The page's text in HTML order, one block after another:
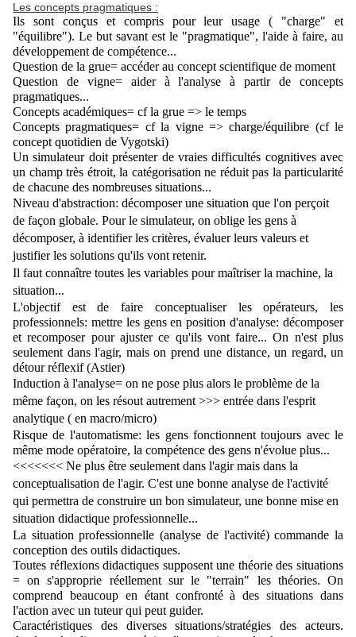
Les concepts pragmatiques :
Ils sont conçus et compris pour leur usage ( "charge" et
"équilibre"). Le but savant est le "pragmatique", l'aide à faire, au
développement de compétence...
Question de la grue= accéder au concept scientifique de moment
Question de vigne= aider à l'analyse à partir de concepts
pragmatiques...
Concepts académiques= cf la grue => le temps
Concepts pragmatiques= cf la vigne => charge/équilibre (cf le
concept quotidien de Vygotski)
Un simulateur doit présenter de vraies difficultés cognitives avec
un champ très étroit, la catégorisation ne réduit pas la particularité
de chacune des nombreuses situations...
Niveau d'abstraction: décomposer une situation que l'on perçoit
de façon globale. Pour le simulateur, on oblige les gens à
décomposer, à identifier les critères, évaluer leurs valeurs et
justifier les solutions qu'ils vont retenir.
Il faut connaître toutes les variables pour maîtriser la machine, la
situation...
L'objectif est de faire conceptualiser les opérateurs, les
professionnels: mettre les gens en position d'analyse: décomposer
et recomposer pour ajuster ce qu'ils vont faire... On n'est plus
seulement dans l'agir, mais on prend une distance, un regard, un
détour réflexif (Astier)
Induction à l'analyse= on ne pose plus alors le problème de la
même façon, on les résout autrement >>> entrée dans l'esprit
analytique ( en macro/micro)
Risque de l'automatisme: les gens fonctionnent toujours avec le
même mode opératoire, la compétence des gens n'évolue plus...
<<<<<<< Ne plus être seulement dans l'agir mais dans la
conceptualisation de l'agir. C'est une bonne analyse de l'activité
qui permettra de construire un bon simulateur, une bonne mise en
situation didactique professionnelle...
La situation professionnelle (analyse de l'activité) commande la
conception des outils didactiques.
Toutes réflexions didactiques supposent une théorie des situations
= on s'approprie réellement sur le "terrain" les théories. On
comprend beaucoup en étant confronté à des situations dans
l'action avec un tuteur qui peut guider.
Caractéristiques des diverses situations/stratégies des acteurs.